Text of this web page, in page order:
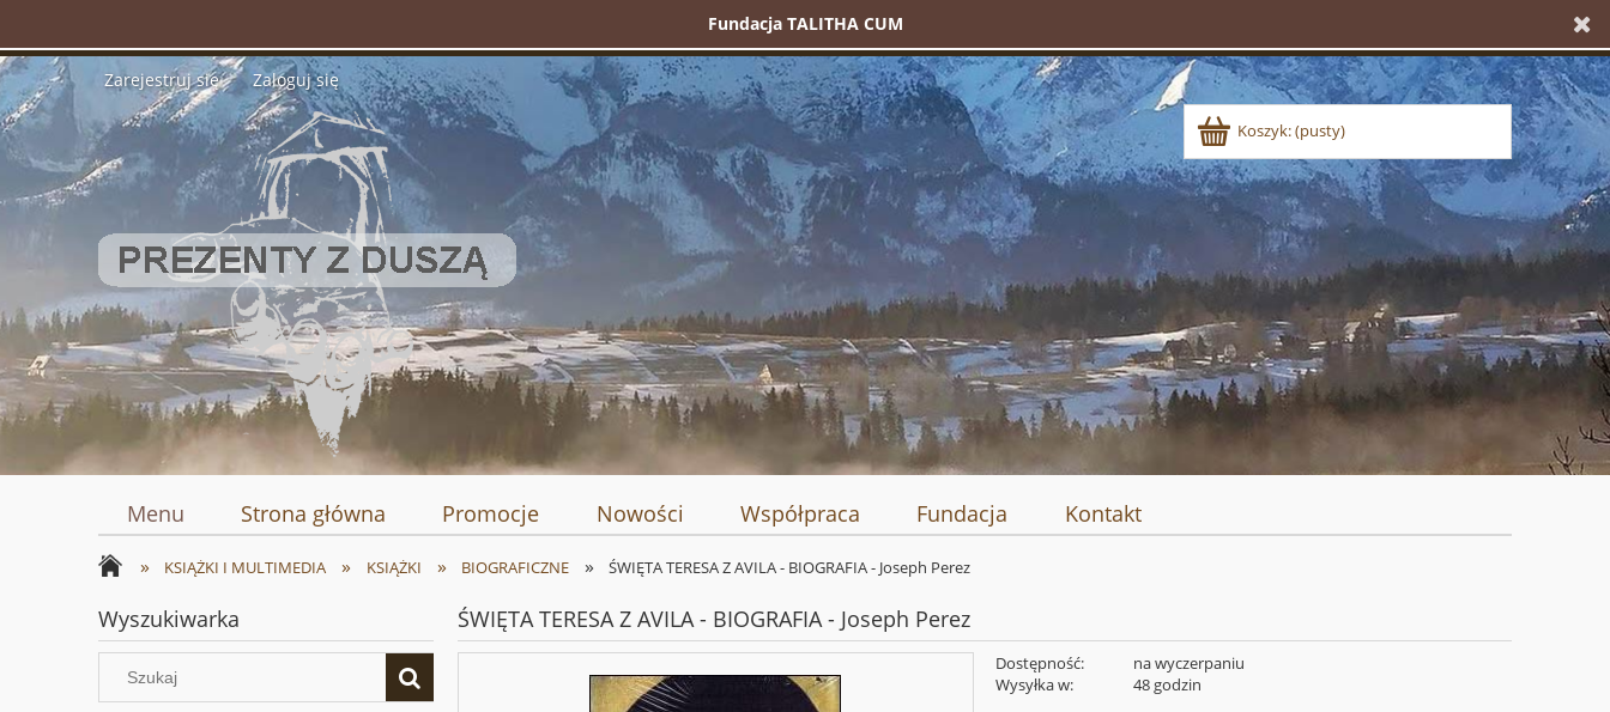
Fundacja TALITHA CUM
Zarejestruj się Zaloguj się
Koszyk:(pusty)
Menu Strona główna Promocje Nowości Współpraca Fundacja Kontakt
» KSIĄŻKI I MULTIMEDIA » KSIĄŻKI » BIOGRAFICZNE » ŚWIĘTA TERESA Z AVILA - BIOGRAFIA - Joseph Perez
Wyszukiwarka ŚWIĘTA TERESA Z AVILA - BIOGRAFIA - Joseph Perez
Dostępność:
na wyczerpaniu
Wysyłka w:
48 godzin